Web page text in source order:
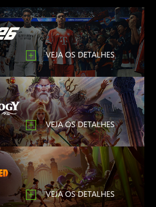
VEJA OS DETALHES
VEJA OS DETALHES
VEJA OS DETALHES